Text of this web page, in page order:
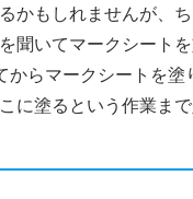
かもしれませんが、
聞いてマークシート
からマークシートを
に塗るという作業ま